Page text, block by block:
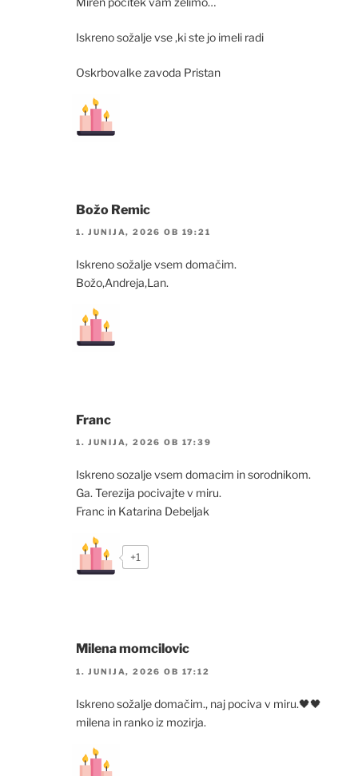
Iskreno sožalje vse ,ki ste jo imeli radi
Oskrbovalke zavoda Pristan
Božo Remic
1. JUNIJA, 2026 OB 19:21
Iskreno sožalje vsem domačim.
Božo,Andreja,Lan.
Franc
1. JUNIJA, 2026 OB 17:39
Iskreno sozalje vsem domacim in sorodnikom.
Ga. Terezija pocivajte v miru.
Franc in Katarina Debeljak
+1
Milena momcilovic
1. JUNIJA, 2026 OB 17:12
Iskreno sožalje domačim., naj pociva v miru.🖤🖤
milena in ranko iz mozirja.